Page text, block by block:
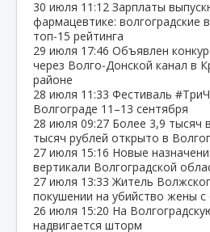
30 июля 11:12 Зарплаты
фармацевтике: волгоградские
топ‑15 рейтинга
29 июля 17:46 Объявлен
через Волго‑Донской канал в
районе
28 июля 11:33 Фестиваль
Волгограде 11–13 сентября
28 июля 09:27 Более 3,9 тысяч
тысяч рублей открыто в
27 июля 15:16 Новые
вертикали Волгоградской
27 июля 13:33 Житель
покушении на убийство жены
26 июля 15:20 На
надвигается шторм